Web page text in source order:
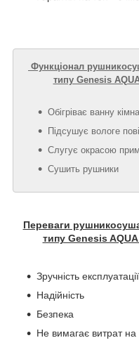
Функціонал
типу Genesis
Обігріває ванну
Підсушує вологе
Слугує окрасою
Сушить рушники
Переваги
типу Genesis
Зручність експлуатації
Надійність
Безпека
Не вимагає витрат на